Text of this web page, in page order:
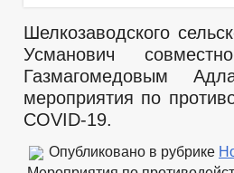
Шелкозаводского
Усманович
Газмагомедовым
мероприятия по
COVID-19.
Опубликовано в рубрике